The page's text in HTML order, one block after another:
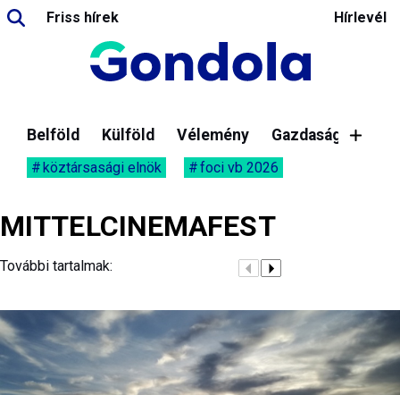
Friss hírek Hírlevél
Belföld Külföld Vélemény Gazdaság
köztársasági elnök foci vb 2026
MITTELCINEMAFEST
További tartalmak: